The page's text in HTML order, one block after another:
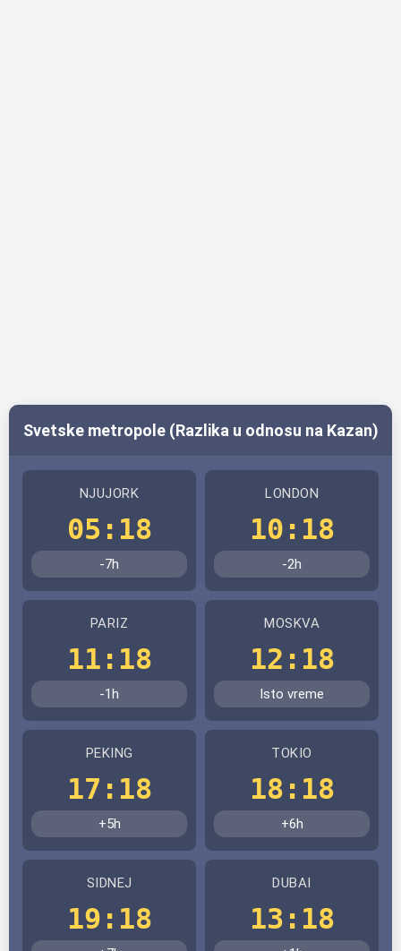
Svetske metropole (Razlika u odnosu na Kazan)
NJUJORK
05:18
-7h
LONDON
10:18
-2h
PARIZ
11:18
-1h
MOSKVA
12:18
Isto vreme
PEKING
17:18
+5h
TOKIO
18:18
+6h
SIDNEJ
19:18
DUBAI
13:18